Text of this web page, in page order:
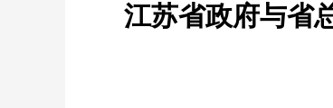
江苏省政府与省